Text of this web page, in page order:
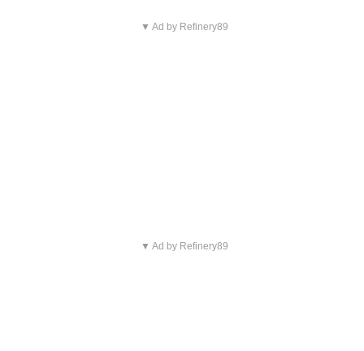
▼ Ad by Refinery89
▼ Ad by Refinery89